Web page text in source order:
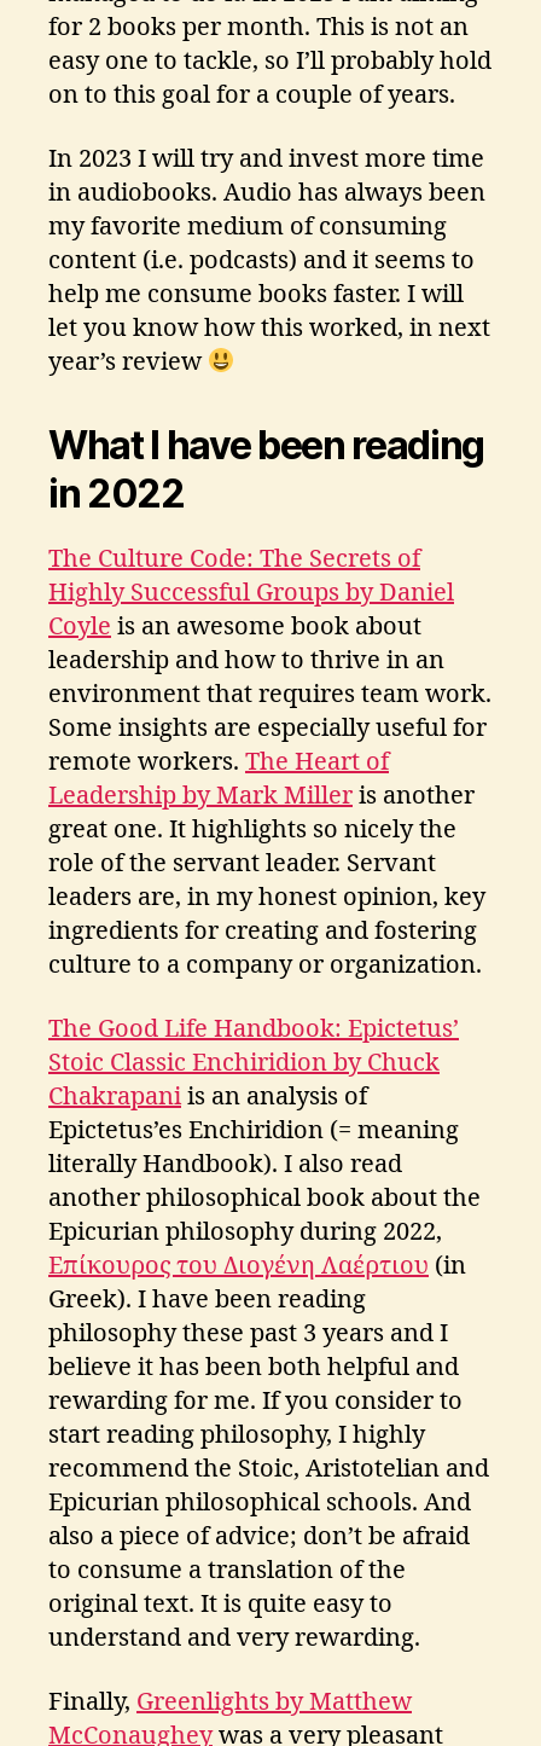
for 2 books per month. This is not an
easy one to tackle, so I’ll probably hold
on to this goal for a couple of years.
In 2023 I will try and invest more time
in audiobooks. Audio has always been
my favorite medium of consuming
content (i.e. podcasts) and it seems to
help me consume books faster. I will
let you know how this worked, in next
year’s review
What I have been reading
in 2022
The Culture Code: The Secrets of
Highly Successful Groups by Daniel
Coyle is an awesome book about
leadership and how to thrive in an
environment that requires team work.
Some insights are especially useful for
remote workers. The Heart of
Leadership by Mark Miller is another
great one. It highlights so nicely the
role of the servant leader. Servant
leaders are, in my honest opinion, key
ingredients for creating and fostering
culture to a company or organization.
The Good Life Handbook: Epictetus’
Stoic Classic Enchiridion by Chuck
Chakrapaniis an analysis of
Epictetus’es Enchiridion (= meaning
literally Handbook). I also read
another philosophical book about the
Epicurian philosophy during 2022,
Επίκουρος του Διογένη Λαέρτιου (in
Greek). I have been reading
philosophy these past 3 years and I
believe it has been both helpful and
rewarding for me. If you consider to
start reading philosophy, I highly
recommend the Stoic, Aristotelian and
Epicurian philosophical schools. And
also a piece of advice; don’t be afraid
to consume a translation of the
original text. It is quite easy to
understand and very rewarding.
Finally, Greenlights by Matthew
McConaugheywas a very pleasant